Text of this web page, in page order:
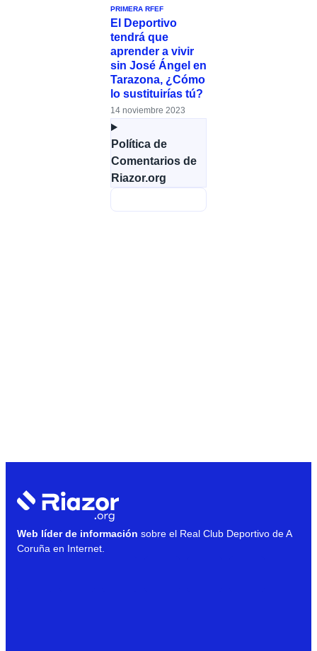
PRIMERA RFEF
El Deportivo
tendrá que
aprender a vivir
sin José Ángel en
Tarazona, ¿Cómo
lo sustituirías tú?
14 noviembre 2023
Política de
Comentarios de
Riazor.org
Web líder de información sobre el Real Club Deportivo de A
Coruña en Internet.